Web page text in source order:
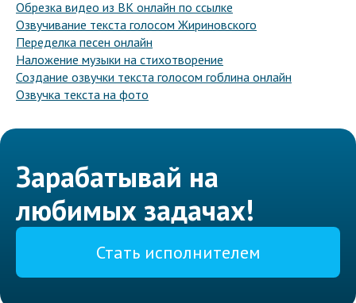
Обрезка видео из ВК онлайн по ссылке
Озвучивание текста голосом Жириновского
Переделка песен онлайн
Наложение музыки на стихотворение
Создание озвучки текста голосом гоблина онлайн
Озвучка текста на фото
Зарабатывай на
любимых задачах!
Стать исполнителем